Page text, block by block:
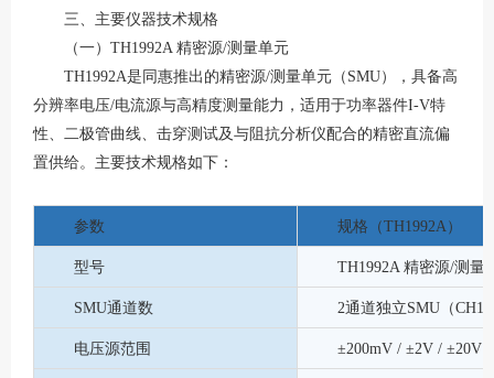
三、主要仪器技术规格
（一） TH1992A 精密源/测量单元
TH1992A是同惠推出的精密源/测量单元（SMU），具备高
分辨率电压/电流源与高精度测量能力，适用于功率器件I-V特
性、二极管曲线、击穿测试及与阻抗分析仪配合的精密直流偏
置供给。主要技术规格如下：
参数 规格（TH1992A）
型号 TH1992A 精密源/测量
SMU通道数 2通道独立SMU（CH1/
电压源范围 ±200mV / ±2V / ±20V